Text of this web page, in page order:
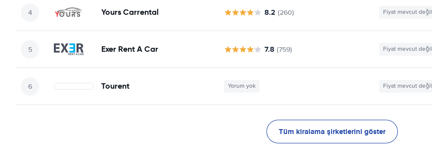
Yours Carrental 8.2 (260) Fiyat mevcut değil
Exer Rent A Car 7.8 (759) Fiyat mevcut değil
Tourent Yorum yok Fiyat mevcut değil
Tüm kiralama şirketlerini göster